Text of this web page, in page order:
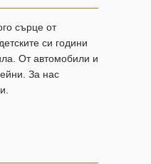
сърце от
си години
От автомобили и
За нас